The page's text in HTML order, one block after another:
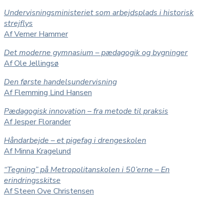
Undervisningsministeriet som arbejdsplads i historisk
strejflys
Af Verner Hammer
Det moderne gymnasium – pædagogik og bygninger
Af Ole Jellingsø
Den første handelsundervisning
Af Flemming Lind Hansen
Pædagogisk innovation – fra metode til praksis
Af Jesper Florander
Håndarbejde – et pigefag i drengeskolen
Af Minna Kragelund
“Tegning” på Metropolitanskolen i 50’erne – En
erindringsskitse
Af Steen Ove Christensen